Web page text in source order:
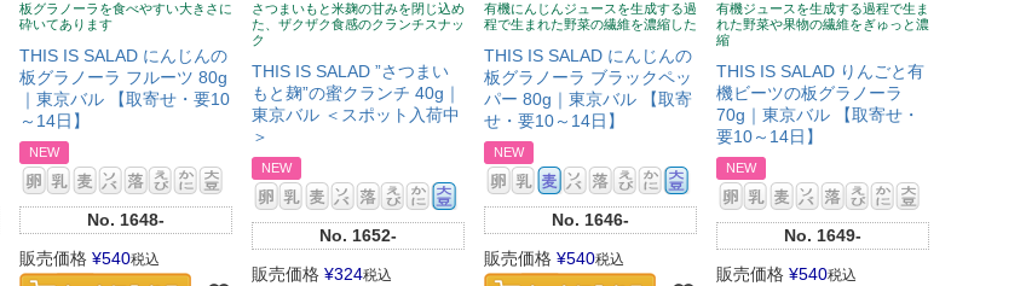
板グラノーラを食べやすい大きさに
砕いてあります
THIS IS SALAD にんじんの
板グラノーラ フルーツ 80g
｜東京バル 【取寄せ・要10
～14日】
NEW
No. 1648-
販売価格 ¥540税込
さつまいもと米麹の甘みを閉じ込め
た、ザクザク食感のクランチスナッ
ク
THIS IS SALAD ”さつまい
もと麹”の蜜クランチ 40g｜
東京バル ＜スポット入荷中
＞
NEW
No. 1652-
販売価格 ¥324税込
有機にんじんジュースを生成する過
程で生まれた野菜の繊維を濃縮した
THIS IS SALAD にんじんの
板グラノーラ ブラックペッ
パー 80g｜東京バル 【取寄
せ・要10～14日】
NEW
No. 1646-
販売価格 ¥540税込
有機ジュースを生成する過程で生ま
れた野菜や果物の繊維をぎゅっと濃
縮
THIS IS SALAD りんごと有
機ビーツの板グラノーラ
70g｜東京バル 【取寄せ・
要10～14日】
NEW
No. 1649-
販売価格 ¥540税込